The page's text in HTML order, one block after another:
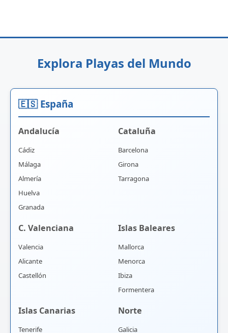
Explora Playas del Mundo
🇪🇸 España
Andalucía
Cádiz
Málaga
Almería
Huelva
Granada
Cataluña
Barcelona
Girona
Tarragona
C. Valenciana
Valencia
Alicante
Castellón
Islas Baleares
Mallorca
Menorca
Ibiza
Formentera
Islas Canarias
Tenerife
Norte
Galicia